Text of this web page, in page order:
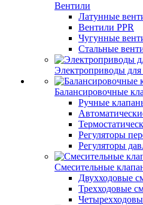
Вентили
Латунные
Вентили PPR
Чугунные
Стальные
Электроприводы
Балансировочные
Ручные
Регуляторы
Регуляторы
Смесительные
Двухходовые
Трехходовые